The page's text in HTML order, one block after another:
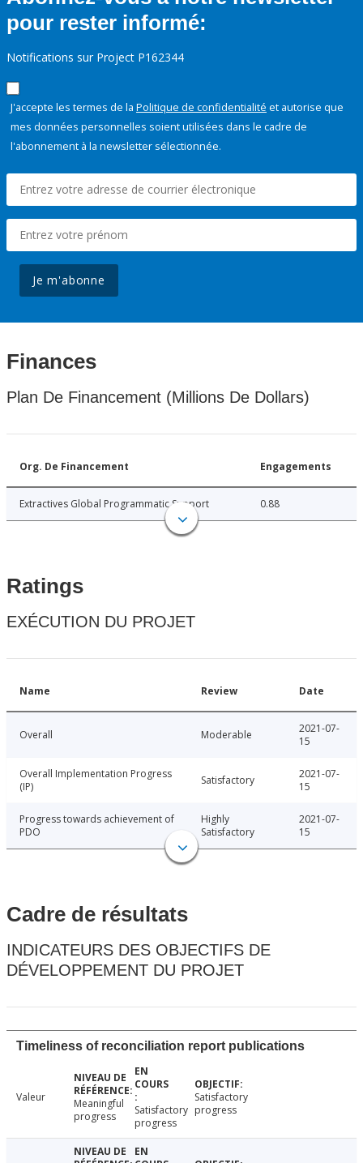
pour rester informé:
Notifications sur Project P162344
J'accepte les termes de la Politique de confidentialité et autorise que
mes données personnelles soient utilisées dans le cadre de
l'abonnement à la newsletter sélectionnée.
Je m'abonne
Finances
Plan De Financement (Millions De Dollars)
Org. De Financement Engagements
Extractives Global Programmatic Support 0.88
Ratings
EXÉCUTION DU PROJET
Name Review Date
Overall Moderable
2021-07-
15
Overall Implementation Progress
(IP)
Satisfactory
2021-07-
15
Progress towards achievement of
PDO
Highly
Satisfactory
2021-07-
15
Cadre de résultats
INDICATEURS DES OBJECTIFS DE
DÉVELOPPEMENT DU PROJET
Timeliness of reconciliation report publications
Valeur
Meaningful
progress
Satisfactory
progress
Satisfactory
progress